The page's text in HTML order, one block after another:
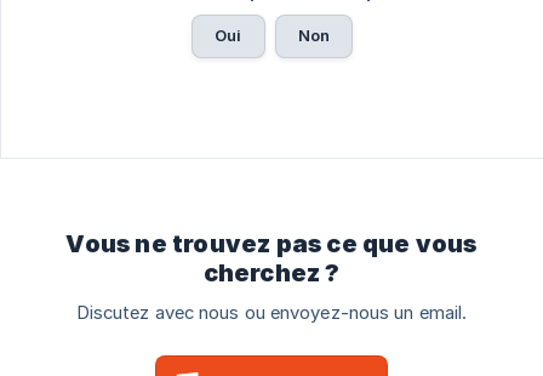
Oui Non
Vous ne trouvez pas ce que vous
cherchez ?
Discutez avec nous ou envoyez-nous un email.